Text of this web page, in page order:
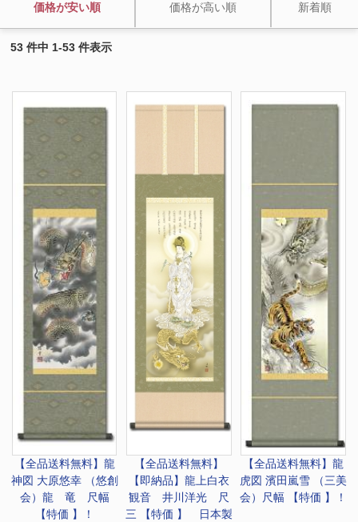
価格が安い順 価格が高い順 新着順
53 件中 1-53 件表示
【全品送料無料】 龍
神図 大原悠幸 （悠創
会）龍 竜 尺幅
【特価 】！
【全品送料無料】
【即納品】龍上白衣
観音 井川洋光 尺
三 【特価 】 日本製
【全品送料無料】龍
虎図 濱田嵐雪 （三美
会）尺幅 【特価 】！